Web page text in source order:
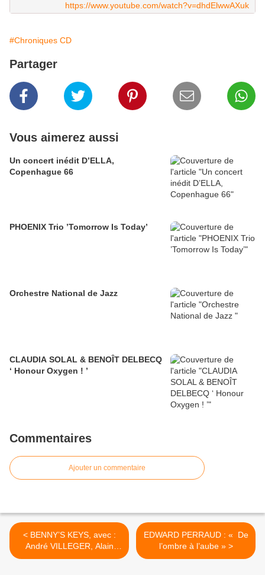
https://www.youtube.com/watch?v=dhdElwwAXuk
#Chroniques CD
Partager
Vous aimerez aussi
Un concert inédit D’ELLA,
Copenhague 66
PHOENIX Trio ’Tomorrow Is Today’
Orchestre National de Jazz
CLAUDIA SOLAL & BENOÎT DELBECQ
‘ Honour Oxygen ! ’
Commentaires
Ajouter un commentaire
< BENNY’S KEYS, avec :
André VILLEGER, Alain
JEAN-MARIE, Thomas
EDWARD PERRAUD : « De
l’ombre à l’aube » >